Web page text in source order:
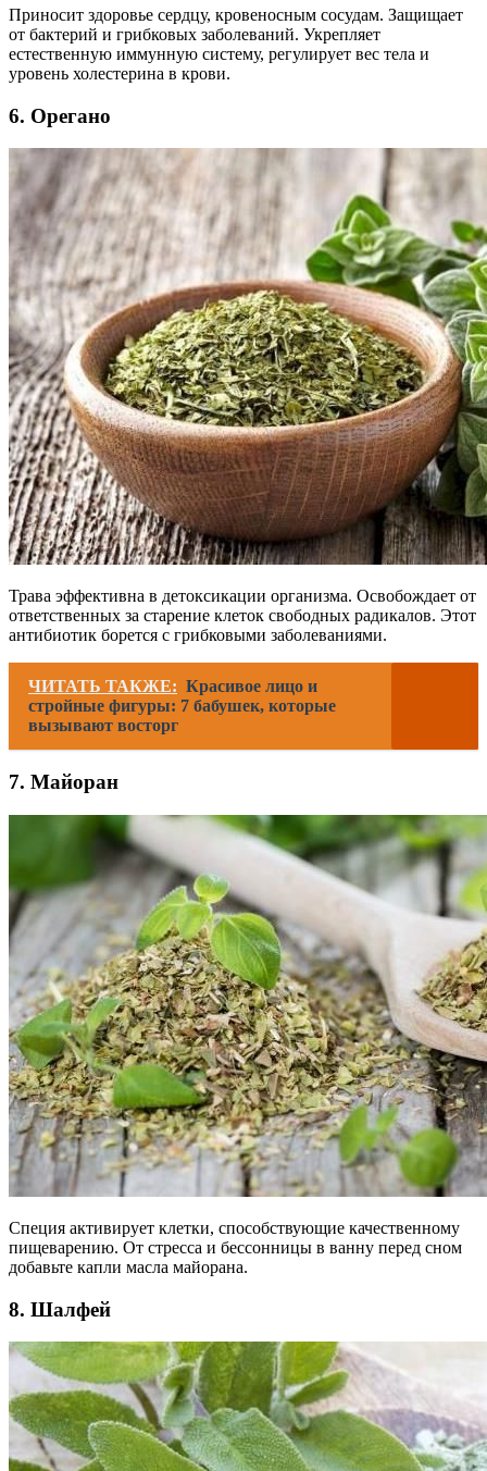
Приносит здоровье сердцу, кровеносным сосудам. Защищает
от бактерий и грибковых заболеваний. Укрепляет
естественную иммунную систему, регулирует вес тела и
уровень холестерина в крови.
6. Орегано
Трава эффективна в детоксикации организма. Освобождает от
ответственных за старение клеток свободных радикалов. Этот
антибиотик борется с грибковыми заболеваниями.
ЧИТАТЬ ТАКЖЕ: Красивое лицо и
стройные фигуры: 7 бабушек, которые
вызывают восторг
7. Майоран
Специя активирует клетки, способствующие качественному
пищеварению. От стресса и бессонницы в ванну перед сном
добавьте капли масла майорана.
8. Шалфей